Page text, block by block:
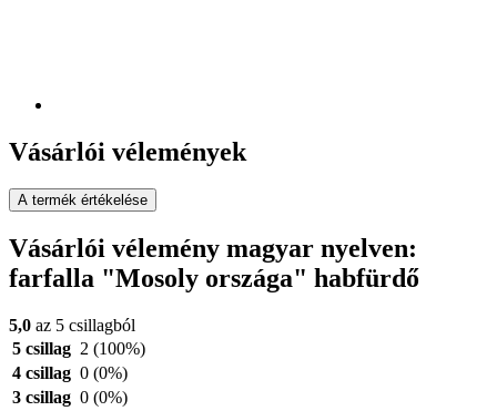
Vásárlói vélemények
A termék értékelése
Vásárlói vélemény magyar nyelven:
farfalla "Mosoly országa" habfürdő
5,0 az 5 csillagból
5 csillag 2 (100%)
4 csillag 0 (0%)
3 csillag 0 (0%)